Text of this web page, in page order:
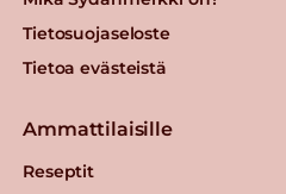
Tietosuojaseloste
Tietoa evästeistä
Ammattilaisille
Reseptit